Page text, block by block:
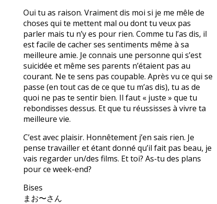
Oui tu as raison. Vraiment dis moi si je me mêle de
choses qui te mettent mal ou dont tu veux pas
parler mais tu n’y es pour rien. Comme tu l’as dis, il
est facile de cacher ses sentiments même à sa
meilleure amie. Je connais une personne qui s’est
suicidée et même ses parents n’étaient pas au
courant. Ne te sens pas coupable. Après vu ce qui se
passe (en tout cas de ce que tu m’as dis), tu as de
quoi ne pas te sentir bien. Il faut « juste » que tu
rebondisses dessus. Et que tu réussisses à vivre ta
meilleure vie.
C’est avec plaisir. Honnêtement j’en sais rien. Je
pense travailler et étant donné qu’il fait pas beau, je
vais regarder un/des films. Et toi? As-tu des plans
pour ce week-end?
Bises
まお〜さん